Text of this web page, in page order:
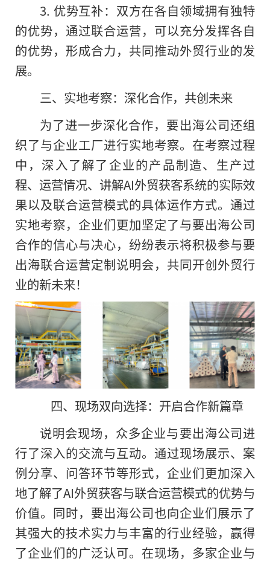
3. 优势互补：双方在各自领域拥有独特
的优势，通过联合运营，可以充分发挥各自
的优势，形成合力，共同推动外贸行业的发
展。
三、实地考察：深化合作，共创未来
为了进一步深化合作，要出海公司还组
织了与企业工厂进行实地考察。在考察过程
中，深入了解了企业的产品制造、生产过
程、运营情况、讲解AI外贸获客系统的实际效
果以及联合运营模式的具体运作方式。通过
实地考察，企业们更加坚定了与要出海公司
合作的信心与决心，纷纷表示将积极参与要
出海联合运营定制说明会，共同开创外贸行
业的新未来！
四、现场双向选择：开启合作新篇章
说明会现场，众多企业与要出海公司进
行了深入的交流与互动。通过现场展示、案
例分享、问答环节等形式，企业们更加深入
地了解了AI外贸获客与联合运营模式的优势与
价值。同时，要出海公司也向企业们展示了
其强大的技术实力与丰富的行业经验，赢得
了企业们的广泛认可。在现场，多家企业与